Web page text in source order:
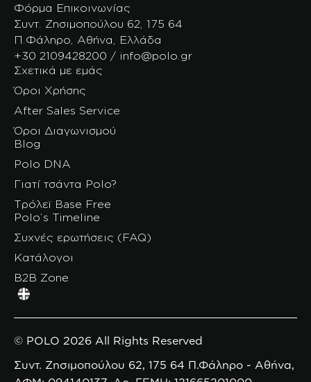
Φόρμα Επικοινωνίας
Συντ. Ζησιμοπούλου 62, 175 64
Π.Φάληρο, Αθήνα, Ελλάδα
+30 2109428200 / info@polo.gr
Σχετικά με εμάς
Όροι Χρήσης
After Sales Service
Όροι Διαγωνισμού
Blog
Polo DNA
Γιατί τσάντα Polo?
Τρόλεϊ Base Free
Polo’s Timeline
Συχνές ερωτήσεις (FAQ)
Κατάλογοι
B2B Zone
© POLO 2026 All Rights Reserved
Συντ. Ζησιμοπούλου 62, 175 64 Π.Φάληρο - Αθήνα,